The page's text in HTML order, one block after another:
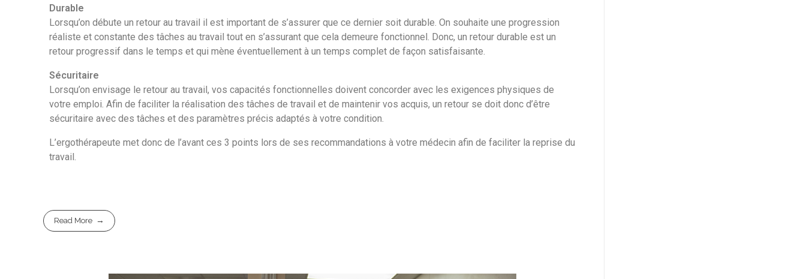
Durable
Lorsqu’on débute un retour au travail il est important de s’assurer que ce dernier soit durable. On souhaite une progression
réaliste et constante des tâches au travail tout en s’assurant que cela demeure fonctionnel. Donc, un retour durable est un
retour progressif dans le temps et qui mène éventuellement à un temps complet de façon satisfaisante.
Sécuritaire
Lorsqu’on envisage le retour au travail, vos capacités fonctionnelles doivent concorder avec les exigences physiques de
votre emploi. Afin de faciliter la réalisation des tâches de travail et de maintenir vos acquis, un retour se doit donc d’être
sécuritaire avec des tâches et des paramètres précis adaptés à votre condition.
L’ergothérapeute met donc de l’avant ces 3 points lors de ses recommandations à votre médecin afin de faciliter la reprise du
travail.
Read More